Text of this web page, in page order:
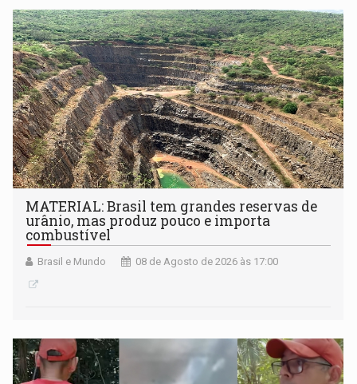
submissão de pré-propostas poderá ser feita até 1º de
setembro
MATERIAL: Brasil tem grandes reservas de
urânio, mas produz pouco e importa
combustível
Brasil e Mundo 08 de Agosto de 2026 às 17:00